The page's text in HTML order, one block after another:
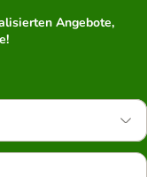
Angebote,